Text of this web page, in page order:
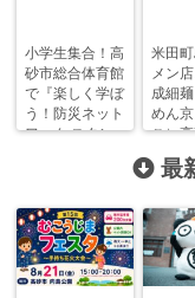
小学生集合！高
砂市総合体育館
で『楽しく学ぼ
う！防災ネット
ワーク スタン
米田
メン
成細
めん
こ）
オー
す！
最